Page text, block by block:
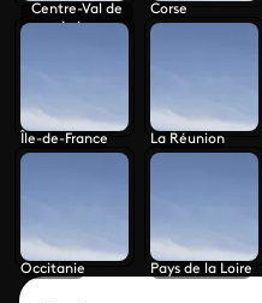
Centre-Val de
Loire
Corse
Île-de-France La Réunion
Occitanie Pays de la Loire